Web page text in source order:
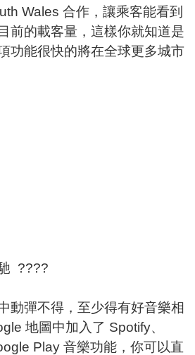
Wales 合作，讓乘客能看到
前的載客量，這樣你就知道是
功能很快的將在全球更多城市
????
動彈不得，至少得有好音樂相
地圖中加入了 Spotify、
Play 音樂功能，你可以直